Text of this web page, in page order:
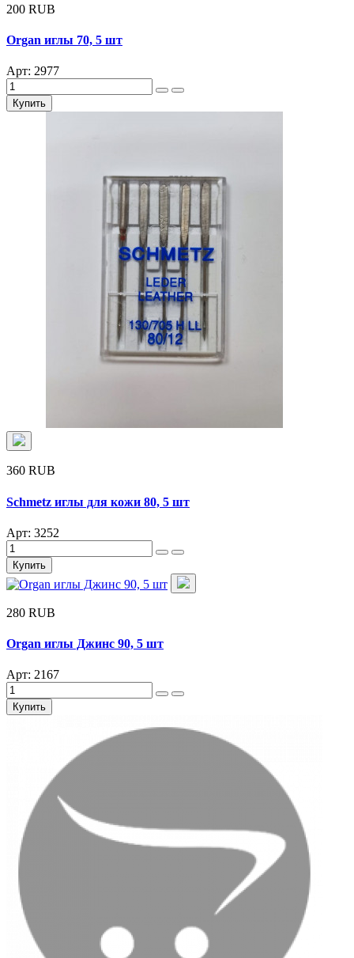
200 RUB
Organ иглы 70, 5 шт
Арт: 2977
Купить
360 RUB
Schmetz иглы для кожи 80, 5 шт
Арт: 3252
Купить
280 RUB
Organ иглы Джинс 90, 5 шт
Арт: 2167
Купить